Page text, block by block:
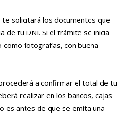
solicitará los documentos que
de tu DNI. Si el trámite se inicia
fotografías, con buena
a confirmar el total de tu
realizar en los bancos, cajas
es antes de que se emita una